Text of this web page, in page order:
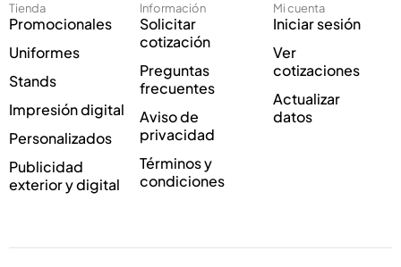
n
i
c
o
*
Tienda
Promocionales
Uniformes
Stands
Impresión digital
Personalizados
Publicidad
exterior y digital
Información
Solicitar
cotización
Preguntas
frecuentes
Aviso de
privacidad
Términos y
condiciones
Mi cuenta
Iniciar sesión
Ver
cotizaciones
Actualizar
datos